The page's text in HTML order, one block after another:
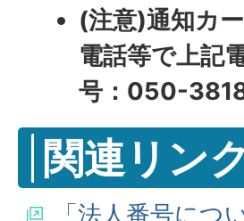
(注意)通知カ
電話等で上記
号：050-
関連リンク
「法人番号につ